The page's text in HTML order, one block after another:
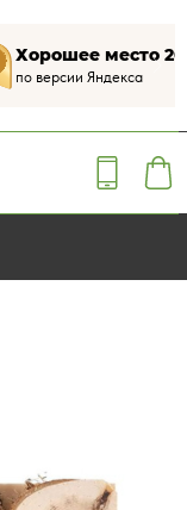
Хорошее место
по версии Яндекса